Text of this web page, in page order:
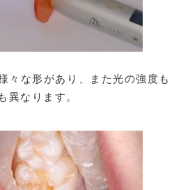
々な形があり、また光の強度も
異なります。